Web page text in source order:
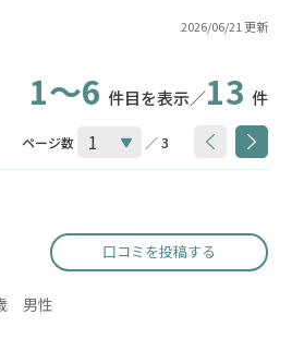
2026/06/21 更新
1～6 件目を表示／13 件
ページ数 ／ 3
口コミを投稿する
男性